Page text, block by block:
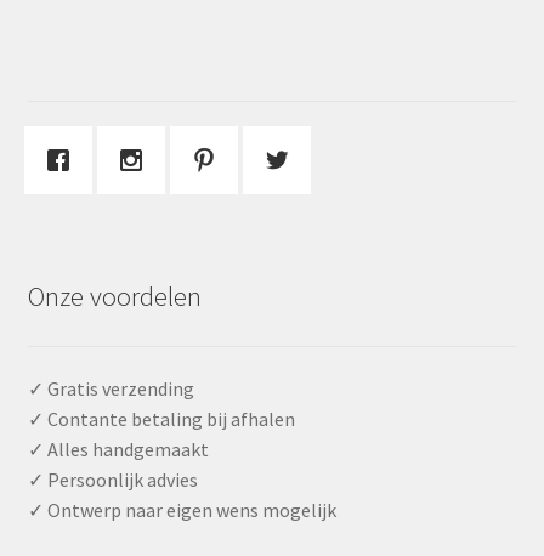
Onze voordelen
✓ Gratis verzending
✓ Contante betaling bij afhalen
✓ Alles handgemaakt
✓ Persoonlijk advies
✓ Ontwerp naar eigen wens mogelijk